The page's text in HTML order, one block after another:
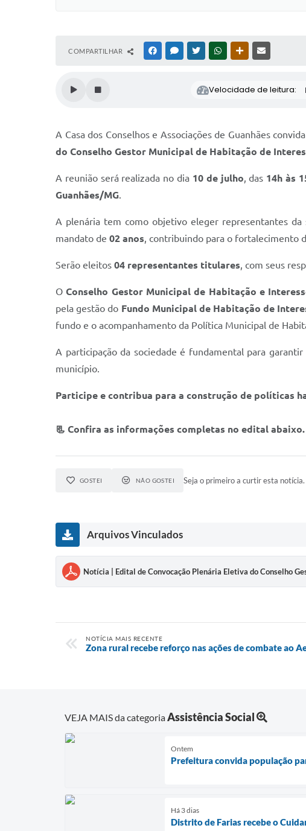
COMPARTILHAR FACEBOOKMESSENGER
TWITTERWHATSAPPOUTRAS MÍDIAS
Velocidade de leitura:
A Casa dos Conselhos e Associações de Guanhães
do Conselho Gestor Municipal de Habitação de
A reunião será realizada no dia 10 de julho, das 14h às
Guanhães/MG.
A plenária tem como objetivo eleger representantes da
mandato de 02 anos, contribuindo para o fortalecimento
Serão eleitos 04 representantes titulares, com seus
OConselho Gestor Municipal de Habitação e
pela gestão do Fundo Municipal de Habitação de
fundo e o acompanhamento da Política Municipal de
A participação da sociedade é fundamental para
município.
Participe e contribua para a construção de políticas
📃 Confira as informações completas no edital abaixo.
GOSTEI NÃO GOSTEI Seja o primeiro a curtir esta notícia.
Arquivos Vinculados
Notícia | Edital de Convocação Plenária Eletiva do Conselho
NOTÍCIA MAIS RECENTE
Zona rural recebe reforço nas ações de combate ao
VEJA MAIS da categoriaAssistência Social
Ontem
Prefeitura convida população
Há 3 dias
Distrito de Farias recebe o